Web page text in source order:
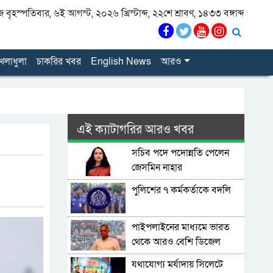
৬ই আগস্ট, ২০২৬ খ্রিস্টাব্দ, ২২শে শ্রাবণ, ১৪৩৩ বঙ্গাব্দ
চাকরির খবর English News আরও
এই ক্যাটাগরির আরও খবর
সচিব পদে পদোন্নতি পেলেন
জেসমিন নাহার
পুলিশের ৭ কর্মকর্তাকে বদলি
পাইপলাইনের মাধ্যমে ভারত
থেকে আরও বেশি ডিজেল
চেয়েছি: জ্বালানিমন্ত্রী
যথাযোগ্য মর্যাদায় সিলেটে